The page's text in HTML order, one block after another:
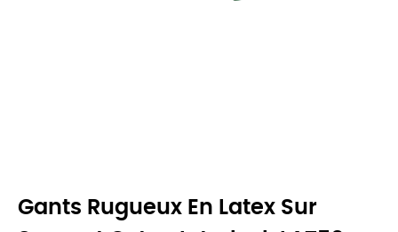
Gants Rugueux En Latex Sur